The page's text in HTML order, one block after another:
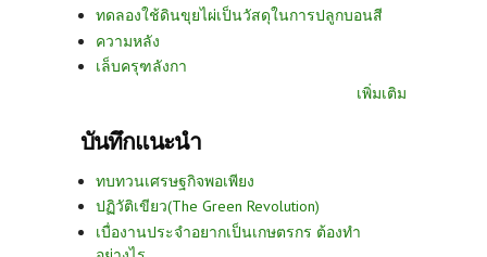
ทดลองใช้ดินขุยไผ่เป็นวัสดุในการปลูกบอนสี
ความหลัง
เล็บครุฑลังกา
เพิ่มเติม
บันทึกแนะนำ
ทบทวนเศรษฐกิจพอเพียง
ปฏิวัติเขียว(The Green Revolution)
เบื่องานประจำอยากเป็นเกษตรกร ต้องทำ